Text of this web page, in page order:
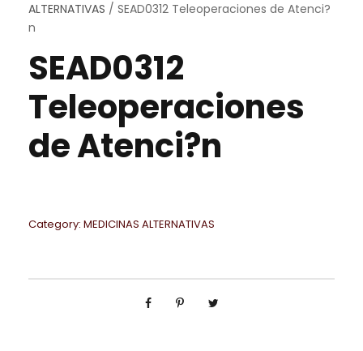
ALTERNATIVAS / SEAD0312 Teleoperaciones de Atenci?
n
SEAD0312
Teleoperaciones
de Atenci?n
Category: MEDICINAS ALTERNATIVAS